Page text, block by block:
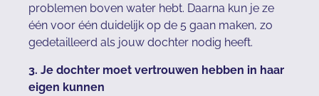
problemen boven water hebt. Daarna kun je ze
één voor één duidelijk op de 5 gaan maken, zo
gedetailleerd als jouw dochter nodig heeft.
3. Je dochter moet vertrouwen hebben in haar
eigen kunnen